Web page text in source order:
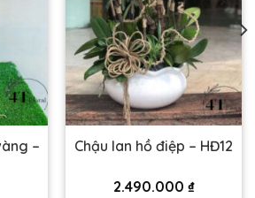
–
Chậu lan hồ điệp – HĐ12
2.490.000 ₫